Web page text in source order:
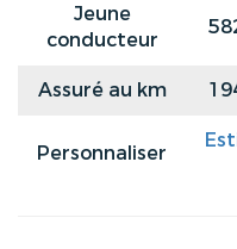
Jeune
conducteur
Assuré au km
Personnaliser